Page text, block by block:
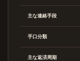
主な連絡手段
手口分類
主な返済周期